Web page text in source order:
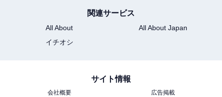
関連サービス
All About
All About Japan
イチオシ
サイト情報
会社概要
広告掲載